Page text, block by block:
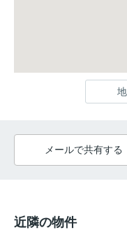
メールで共有する
近隣の物件